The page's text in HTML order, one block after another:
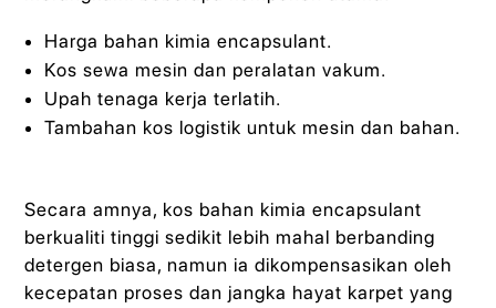
Harga bahan kimia encapsulant.
Kos sewa mesin dan peralatan vakum.
Upah tenaga kerja terlatih.
Tambahan kos logistik untuk mesin dan bahan.
Secara amnya, kos bahan kimia encapsulant
berkualiti tinggi sedikit lebih mahal berbanding
detergen biasa, namun ia dikompensasikan oleh
kecepatan proses dan jangka hayat karpet yang